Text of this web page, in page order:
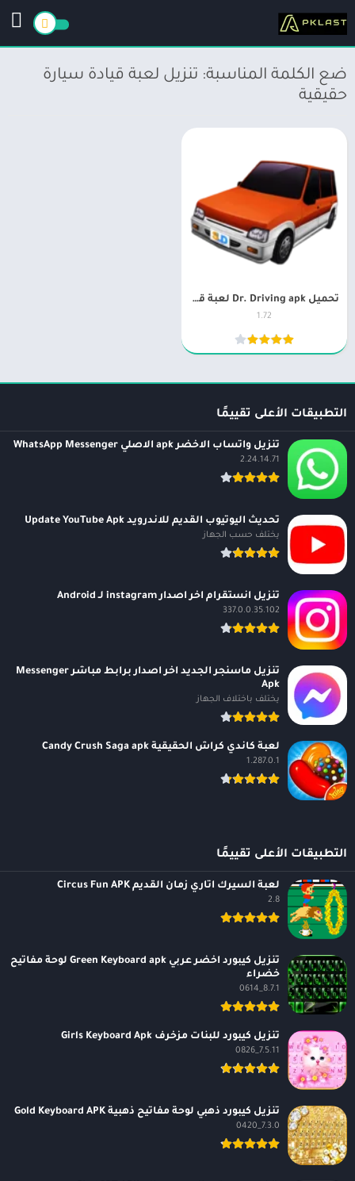
ضع الكلمة المناسبة: تنزيل لعبة قيادة سيارة
حقيقية
تحميل Dr. Driving apk لعبة قيادة السيارة الحقيقة ثري دي
1.72
التطبيقات الأعلى تقييمًا
تنزيل واتساب الاخضر apk الاصلي WhatsApp Messenger
2.24.14.71
تحديث اليوتيوب القديم للاندرويد Update YouTube Apk
يختلف حسب الجهاز
تنزيل انستقرام اخر اصدار instagram لـ Android
337.0.0.35.102
تنزيل ماسنجر الجديد اخر اصدار برابط مباشر Messenger
Apk
يختلف باختلاف الجهاز
لعبة كاندي كراش الحقيقية Candy Crush Saga apk
1.287.0.1
التطبيقات الأعلى تقييمًا
لعبة السيرك اتاري زمان القديم Circus Fun APK
2.8
تنزيل كيبورد اخضر عربي Green Keyboard apk لوحة مفاتيح
خضراء
8.7.1_0614
تنزيل كيبورد للبنات مزخرف Girls Keyboard Apk
7.5.11_0826
تنزيل كيبورد ذهبي لوحة مفاتيح ذهبية Gold Keyboard APK
7.3.0_0420